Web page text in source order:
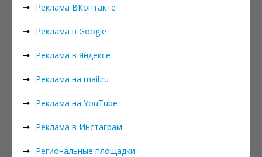
Реклама ВКонтакте
Реклама в Google
Реклама в Яндексе
Реклама на mail.ru
Реклама на YouTube
Реклама в Инстаграм
Региональные площадки